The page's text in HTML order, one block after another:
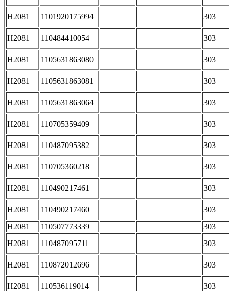
H2081 1101920175994 303
H2081 110484410054 303
H2081 1105631863080 303
H2081 1105631863081 303
H2081 1105631863064 303
H2081 110705359409 303
H2081 110487095382 303
H2081 110705360218 303
H2081 110490217461 303
H2081 110490217460
303
H2081
110507773339
303
H2081
110487095711 303
H2081 110872012696 303
H2081 110536119014
303